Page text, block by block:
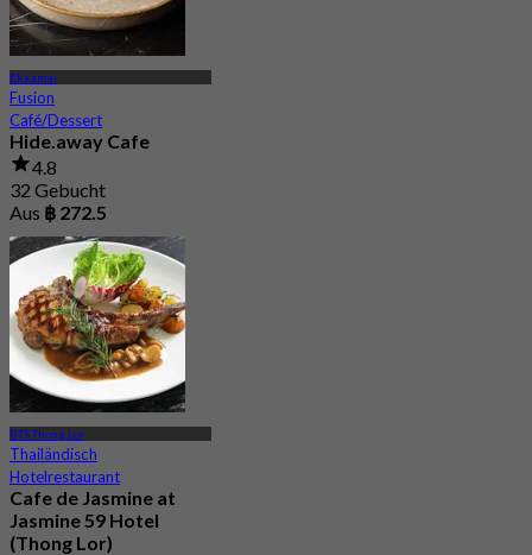
Ekkamai
Fusion
Café/Dessert
Hide.away Cafe
4.8
32 Gebucht
Aus ฿ 272.5
BTS Thong Lor
Thailändisch
Hotelrestaurant
Cafe de Jasmine at
Jasmine 59 Hotel
(Thong Lor)